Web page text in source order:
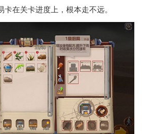
在关卡进度上，根本走不远。